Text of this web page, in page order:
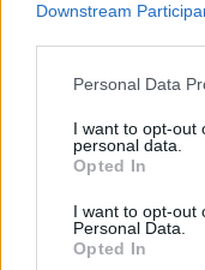
Downstream
Personal Data
I want to opt-out
personal data.
Opted In
I want to opt-out
Personal Data.
Opted In
Китай си
Санторини
03.08.2026 / 18:36